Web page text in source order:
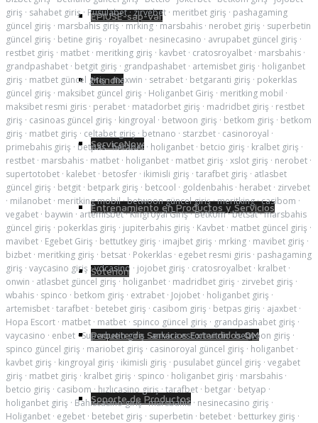
EPIUSE-sap-var
Mendix
ServiceNow
Entrenamiento en Productos y Servicios
Soterion
Paquete de Servicios Extendidos QM
Soporte de Productos
giriş · sahabet giriş· Pusulabet·zirvebet · meritbet giriş · pashagaming
güncel giriş · marsbahis giriş·mrking·marsbahis · nerobet giriş · superbetin
güncel giriş · betine giriş · royalbet · nesinecasino · avrupabet güncel giriş ·
restbet giriş · matbet · meritking giriş · kavbet · cratosroyalbet · marsbahis ·
grandpashabet · betgit giriş · grandpashabet · artemisbet giriş · holiganbet
giriş · matbet güncel giriş·maxwin · setrabet · betgaranti giriş · pokerklas
güncel giriş · maksibet güncel giriş · Holiganbet Giriş · meritking mobil ·
maksibet resmi giris · perabet · matadorbet giriş · madridbet giriş · restbet
giriş · casinoas güncel giriş · kingroyal · betwoon giriş · betkom giriş · betkom
giriş · matbet giriş · celtabet giriş · betnano · starzbet · casinoroyal ·
primebahis giriş · betpas·herabet · holiganbet · betcio giriş · kralbet giriş ·
restbet · marsbahis · matbet · holiganbet · matbet giriş · xslot giriş · nerobet ·
supertotobet · kalebet · betosfer · ikimisli giriş · tarafbet giriş · atlasbet
güncel giriş · betgit · betpark giriş · betcool · goldenbahis · herabet · zirvebet
· milanobet · meritking mobil·betwoon güncel giriş·meritking·casibom ·
vegabet · baywin · artemisbet·Kingroyal Giriş·Betkom·betsat·marsbahis
güncel giriş · pokerklas giriş · jupiterbahis giriş · Kavbet · matbet güncel giriş ·
mavibet · Egebet Giriş · bettutkey giriş · imajbet giriş · mrking · mavibet giriş ·
bizbet · meritking giriş · betsat · Pokerklas · egebet resmi giris · pashagaming
giriş · vaycasino giriş ·vdcasino · jojobet giriş · cratosroyalbet · kralbet ·
onwin · atlasbet güncel giriş · holiganbet · madridbet giriş · zirvebet giriş ·
wbahis · spinco · betkom giriş · extrabet · Jojobet · holiganbet giriş ·
artemisbet · tarafbet · betebet giriş · casibom giriş · betpas giriş · ajaxbet ·
Hopa Escort · matbet · matbet · spinco güncel giriş · grandpashabet giriş ·
vaycasino · enbet ·Superbetin giriş ·ankara escort vitrin·betwoon giriş ·
spinco güncel giriş · mariobet giriş · casinoroyal güncel giriş · holiganbet ·
kavbet giriş · kingroyal giriş · ikimisli giriş · pusulabet güncel giriş · vegabet
giriş · matbet giriş · kralbet giriş · spinco · holiganbet giriş · marsbahis ·
betcio giriş · casibom · hızlıcasino giriş · tarafbet · betgar · betyap ·
holiganbet giriş · Bahiscasino giriş·marsbahis · nesinecasino giriş ·
Holiganbet · egebet · betebet giriş · superbetin · betebet · betturkey giriş ·